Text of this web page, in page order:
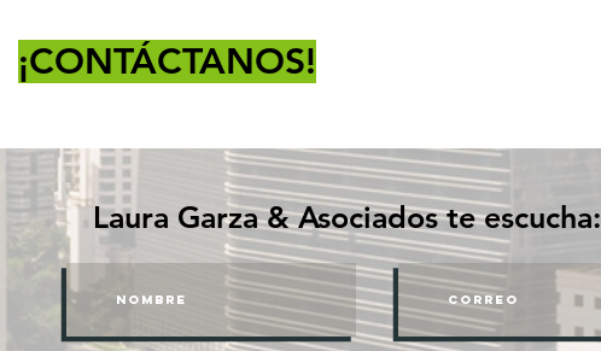
¡CONTÁCTANOS!
Laura Garza & Asociados te escucha: